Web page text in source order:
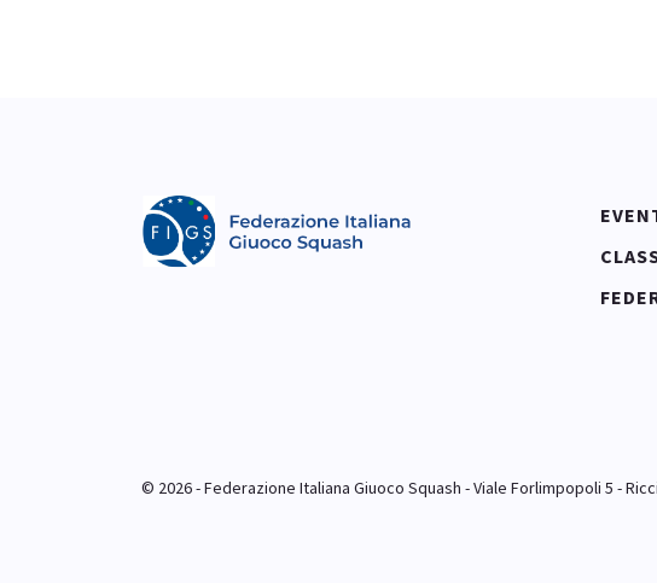
© 2026 - Federazione Italiana Giuoco Squash - Viale Forlimpopoli 5 -